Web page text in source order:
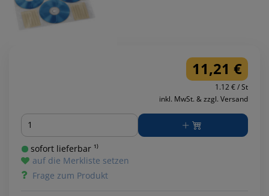
11,21 €
1.12 € / St
inkl. MwSt. & zzgl. Versand
Menge
sofort lieferbar ¹⁾
auf die Merkliste setzen
Frage zum Produkt